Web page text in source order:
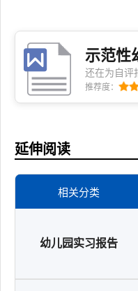
示范性
还在为自评
转，从定位
师边看边点
推荐度：
延伸阅读
相关分类
幼儿园实习报告